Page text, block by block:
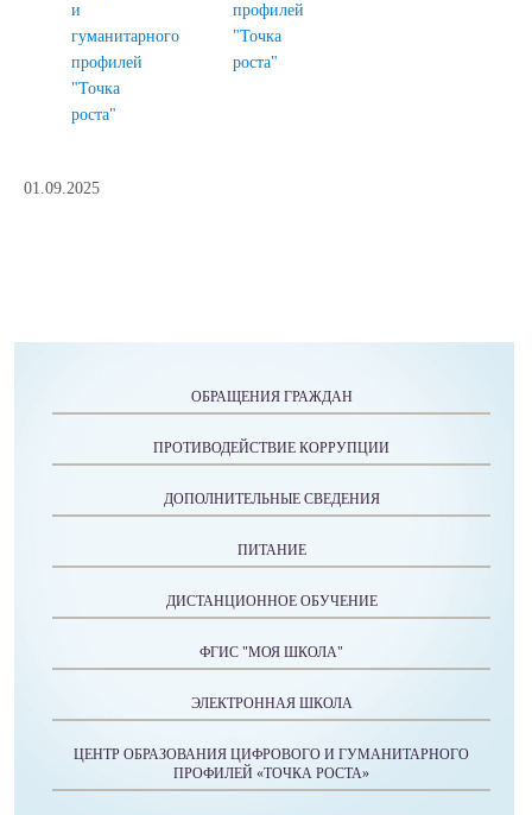
и
гуманитарного
профилей
"Точка
роста"
профилей
"Точка
роста"
01.09.2025
ОБРАЩЕНИЯ ГРАЖДАН
ПРОТИВОДЕЙСТВИЕ КОРРУПЦИИ
ДОПОЛНИТЕЛЬНЫЕ СВЕДЕНИЯ
ПИТАНИЕ
ДИСТАНЦИОННОЕ ОБУЧЕНИЕ
ФГИС "МОЯ ШКОЛА"
ЭЛЕКТРОННАЯ ШКОЛА
ЦЕНТР ОБРАЗОВАНИЯ ЦИФРОВОГО И ГУМАНИТАРНОГО
ПРОФИЛЕЙ «ТОЧКА РОСТА»